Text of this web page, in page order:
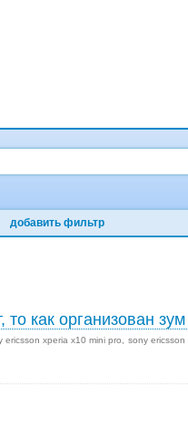
добавить фильтр
как организован
ericsson xperia x10 mini pro sony ericsson